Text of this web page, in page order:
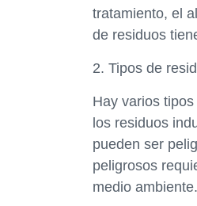
tratamiento, el
de residuos
2. Tipos de
Hay varios
los residuos
pueden ser
peligrosos
medio ambiente.